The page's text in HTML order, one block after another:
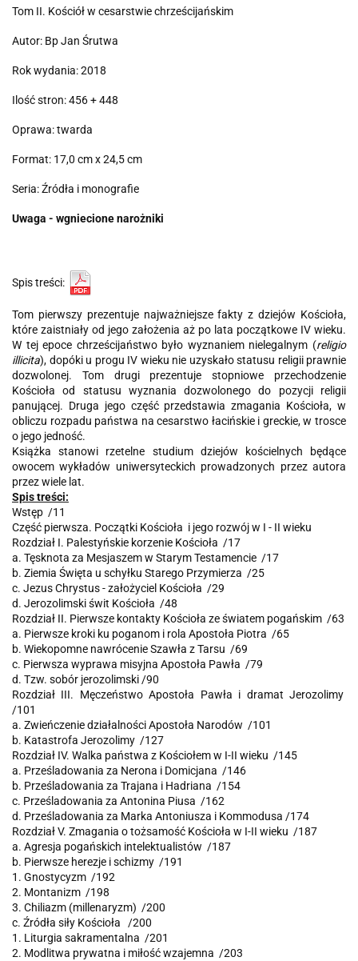
Tom II. Kościół w cesarstwie chrześcijańskim
Autor: Bp Jan Śrutwa
Rok wydania: 2018
Ilość stron: 456 + 448
Oprawa: twarda
Format: 17,0 cm x 24,5 cm
Seria: Źródła i monografie
Uwaga - wgniecione narożniki
Spis treści:
Tom pierwszy prezentuje najważniejsze fakty z dziejów Kościoła,
które zaistniały od jego założenia aż po lata początkowe IV wieku.
W tej epoce chrześcijaństwo było wyznaniem nielegalnym (religio
illicita), dopóki u progu IV wieku nie uzyskało statusu religii prawnie
dozwolonej. Tom drugi prezentuje stopniowe przechodzenie
Kościoła od statusu wyznania dozwolonego do pozycji religii
panującej. Druga jego część przedstawia zmagania Kościoła, w
obliczu rozpadu państwa na cesarstwo łacińskie i greckie, w trosce
o jego jedność.
Książka stanowi rzetelne studium dziejów kościelnych będące
owocem wykładów uniwersyteckich prowadzonych przez autora
przez wiele lat.
Spis treści:
Wstęp /11
Część pierwsza. Początki Kościoła i jego rozwój w I - II wieku
Rozdział I. Palestyńskie korzenie Kościoła /17
a. Tęsknota za Mesjaszem w Starym Testamencie /17
b. Ziemia Święta u schyłku Starego Przymierza /25
c. Jezus Chrystus - założyciel Kościoła /29
d. Jerozolimski świt Kościoła /48
Rozdział II. Pierwsze kontakty Kościoła ze światem pogańskim /63
a. Pierwsze kroki ku poganom i rola Apostoła Piotra /65
b. Wiekopomne nawrócenie Szawła z Tarsu /69
c. Pierwsza wyprawa misyjna Apostoła Pawła /79
d. Tzw. sobór jerozolimski /90
Rozdział III. Męczeństwo Apostoła Pawła i dramat Jerozolimy
/101
a. Zwieńczenie działalności Apostoła Narodów /101
b. Katastrofa Jerozolimy /127
Rozdział IV. Walka państwa z Kościołem w I-II wieku /145
a. Prześladowania za Nerona i Domicjana /146
b. Prześladowania za Trajana i Hadriana /154
c. Prześladowania za Antonina Piusa /162
d. Prześladowania za Marka Antoniusza i Kommodusa /174
Rozdział V. Zmagania o tożsamość Kościoła w I-II wieku /187
a. Agresja pogańskich intelektualistów /187
b. Pierwsze herezje i schizmy /191
1. Gnostycyzm /192
2. Montanizm /198
3. Chiliazm (millenaryzm) /200
c. Źródła siły Kościoła /200
1. Liturgia sakramentalna /201
2. Modlitwa prywatna i miłość wzajemna /203